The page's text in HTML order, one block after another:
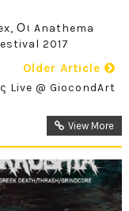
Οι Anathema
2017
Older Article
Live @ GiocondArt
View More